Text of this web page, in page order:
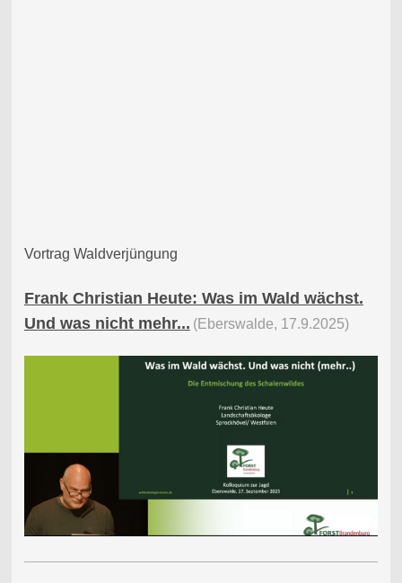
Vortrag Waldverjüngung
Frank Christian Heute: Was im Wald wächst.
Und was nicht mehr... (Eberswalde, 17.9.2025)